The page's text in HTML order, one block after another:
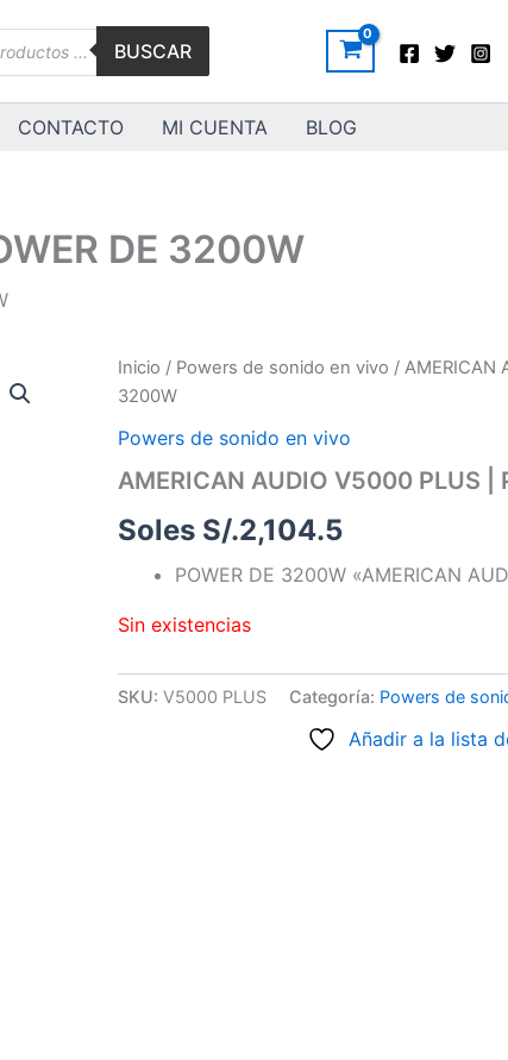
BUSCAR
CONTACTO MI CUENTA BLOG
DE 3200W
Inicio / Powers de sonido en vivo / AMERICAN
3200W
Powers de sonido en vivo
AMERICAN AUDIO V5000 PLUS |
Soles S/.2,104.5
POWER DE 3200W «AMERICAN
Sin existencias
SKU: V5000 PLUS Categoría: Powers de
Añadir a la lista